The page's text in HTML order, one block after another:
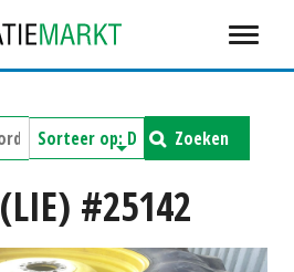
Zoeken
(LIE) #25142